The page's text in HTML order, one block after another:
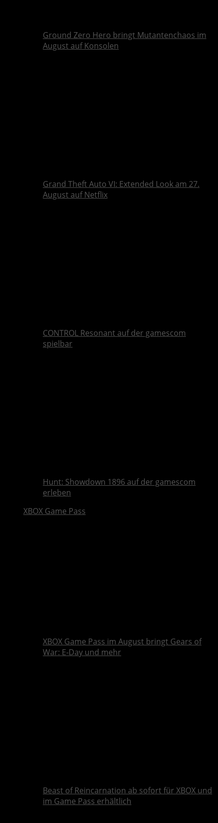
Ground Zero Hero bringt Mutantenchaos im
August auf Konsolen
Grand Theft Auto VI: Extended Look am 27.
August auf Netflix
CONTROL Resonant auf der gamescom
spielbar
Hunt: Showdown 1896 auf der gamescom
erleben
XBOX Game Pass
XBOX Game Pass im August bringt Gears of
War: E-Day und mehr
Beast of Reincarnation ab sofort für XBOX und
im Game Pass erhältlich